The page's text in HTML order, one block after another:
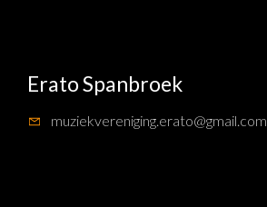
Erato Spanbroek
muziekvereniging.erato@gmail.com